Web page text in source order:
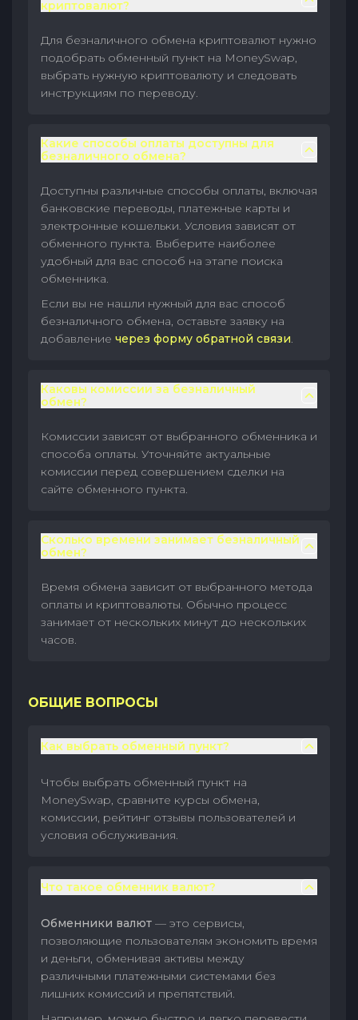
криптовалют?
Для безналичного обмена криптовалют нужно
подобрать обменный пункт на MoneySwap,
выбрать нужную криптовалюту и следовать
инструкциям по переводу.
Какие способы оплаты доступны для
безналичного обмена?
Доступны различные способы оплаты, включая
банковские переводы, платежные карты и
электронные кошельки. Условия зависят от
обменного пункта. Выберите наиболее
удобный для вас способ на этапе поиска
обменника.
Если вы не нашли нужный для вас способ
безналичного обмена, оставьте заявку на
добавление через форму обратной связи.
Каковы комиссии за безналичный
обмен?
Комиссии зависят от выбранного обменника и
способа оплаты. Уточняйте актуальные
комиссии перед совершением сделки на
сайте обменного пункта.
Сколько времени занимает безналичный
обмен?
Время обмена зависит от выбранного метода
оплаты и криптовалюты. Обычно процесс
занимает от нескольких минут до нескольких
часов.
ОБЩИЕ ВОПРОСЫ
Как выбрать обменный пункт?
Чтобы выбрать обменный пункт на
MoneySwap, сравните курсы обмена,
комиссии, рейтинг отзывы пользователей и
условия обслуживания.
Что такое обменник валют?
Обменники валют — это сервисы,
позволяющие пользователям экономить время
и деньги, обменивая активы между
различными платежными системами без
лишних комиссий и препятствий.